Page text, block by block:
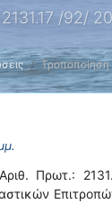
2131.17 /
Αριθ. Πρωτ.: